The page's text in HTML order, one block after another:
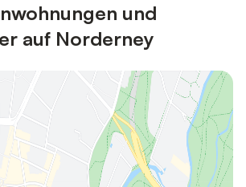
und
auf Norderney